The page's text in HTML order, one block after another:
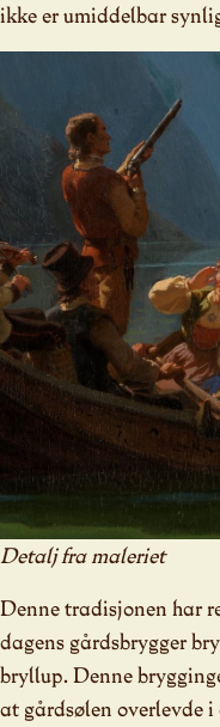
ikke er umiddelbar
Detalj fra maleriet
Denne tradisjonen har
dagens gårdsbrygger
bryllup. Denne
at gårdsølen overlevde